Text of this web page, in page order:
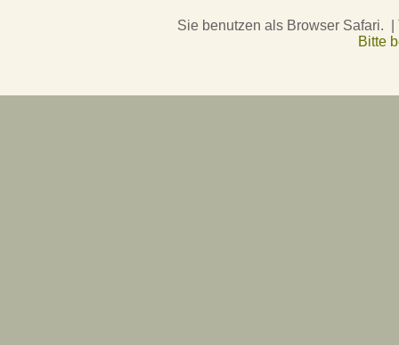
Sie benutzen als Browser Safari. |
Bitte